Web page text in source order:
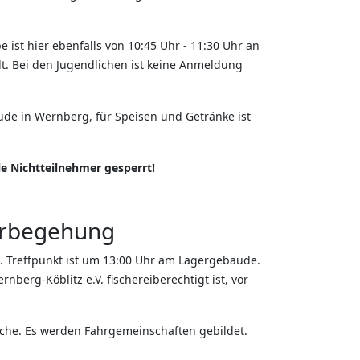
ist hier ebenfalls von 10:45 Uhr - 11:30 Uhr an
Bei den Jugendlichen ist keine Anmeldung
in Wernberg, für Speisen und Getränke ist
Nichtteilnehmer gesperrt!
ist um 13:00 Uhr am Lagergebäude.
Köblitz e.V. fischereiberechtigt ist, vor
Es werden Fahrgemeinschaften gebildet.